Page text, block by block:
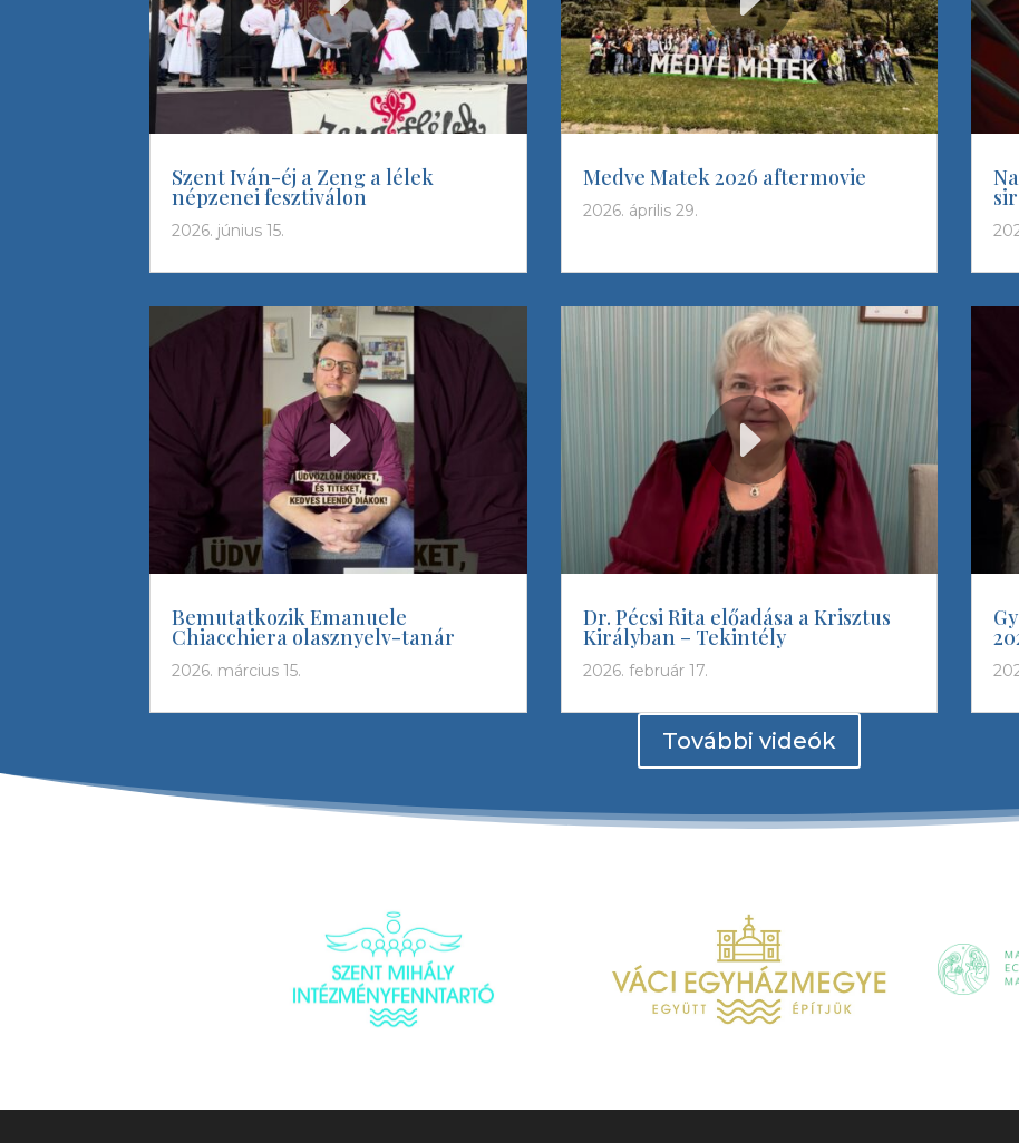
Szent Iván-éj a Zeng a lélek
népzenei fesztiválon
2026. június 15.
Medve Matek 2026 aftermovie
2026. április 29.
Bemutatkozik Emanuele
Chiacchiera olasznyelv-tanár
2026. március 15.
Dr. Pécsi Rita előadása a Krisztus
Királyban – Tekintély
2026. február 17.
További videók